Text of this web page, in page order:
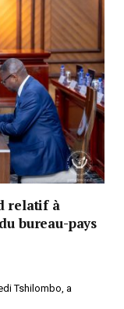
relatif à
bureau-pays
Tshilombo, a